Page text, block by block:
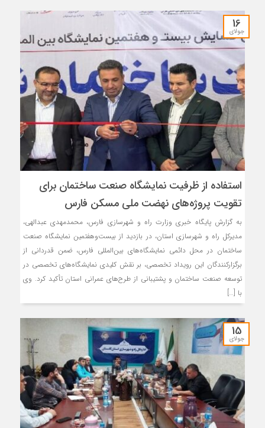
16
جولای
استفاده از ظرفیت نمایشگاه صنعت ساختمان برای
تقویت پروژه‌های نهضت ملی مسکن فارس
به گزارش پایگاه خبری وزارت راه و شهرسازی فارس، محمدمهدی عبدالهی،
مدیرکل راه و شهرسازی استان، در بازدید از بیست‌وهفتمین نمایشگاه صنعت
ساختمان در محل دائمی نمایشگاه‌های بین‌المللی فارس، ضمن قدردانی از
برگزارکنندگان این رویداد تخصصی، بر نقش کلیدی نمایشگاه‌های تخصصی در
توسعه صنعت ساختمان و پشتیبانی از طرح‌های عمرانی استان تأکید کرد. وی
با […]
15
جولای